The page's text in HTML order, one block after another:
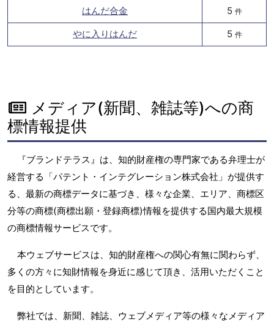
はんだ合金 5 件
やに入りはんだ 5 件
メディア(新聞、雑誌等)への商
標情報提供
『ブランドテラス』は、知的財産権の専門家である弁理士が
経営する「パテント・インテグレーション株式会社」が提供す
る、最新の商標データに基づき、様々な企業、エリア、商標区
分等の商標(商標出願・登録商標)情報を提供する国内最大規模
の商標情報サービスです。
本ウェブサービスは、知的財産権への関心有無に関わらず、
多くの方々に知財情報を身近に感じて頂き、活用いただくこと
を目的としています。
弊社では、新聞、雑誌、ウェブメディア等の様々なメディア